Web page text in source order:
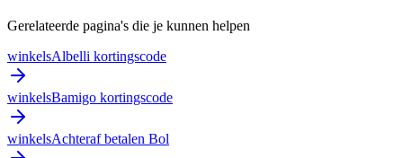
Gerelateerde pagina's die je kunnen helpen
winkelsAlbelli kortingscode
winkelsBamigo kortingscode
winkelsAchteraf betalen Bol